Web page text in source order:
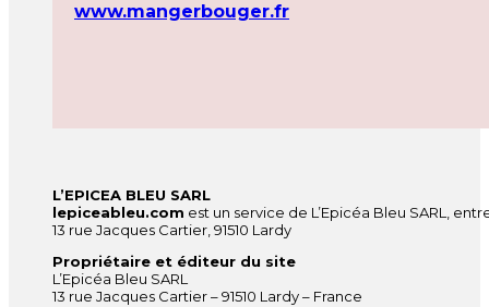
www.mangerbouger.fr
L’EPICEA BLEU SARL
lepiceableu.com est un service de L’Epicéa Bleu SARL,
13 rue Jacques Cartier, 91510 Lardy
Propriétaire et éditeur du site
L’Epicéa Bleu SARL
13 rue Jacques Cartier – 91510 Lardy – France